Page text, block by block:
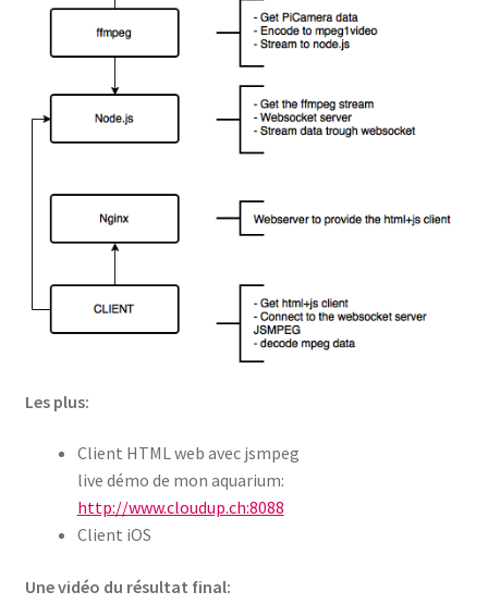
Les plus:
Client HTML web avec jsmpeg
live démo de mon aquarium:
http://www.cloudup.ch:8088
Client iOS
Une vidéo du résultat final: